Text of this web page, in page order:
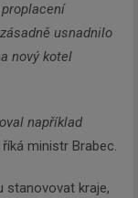
usnadnilo
nový kotel
například
říká ministr Brabec.
stanovovat kraje,